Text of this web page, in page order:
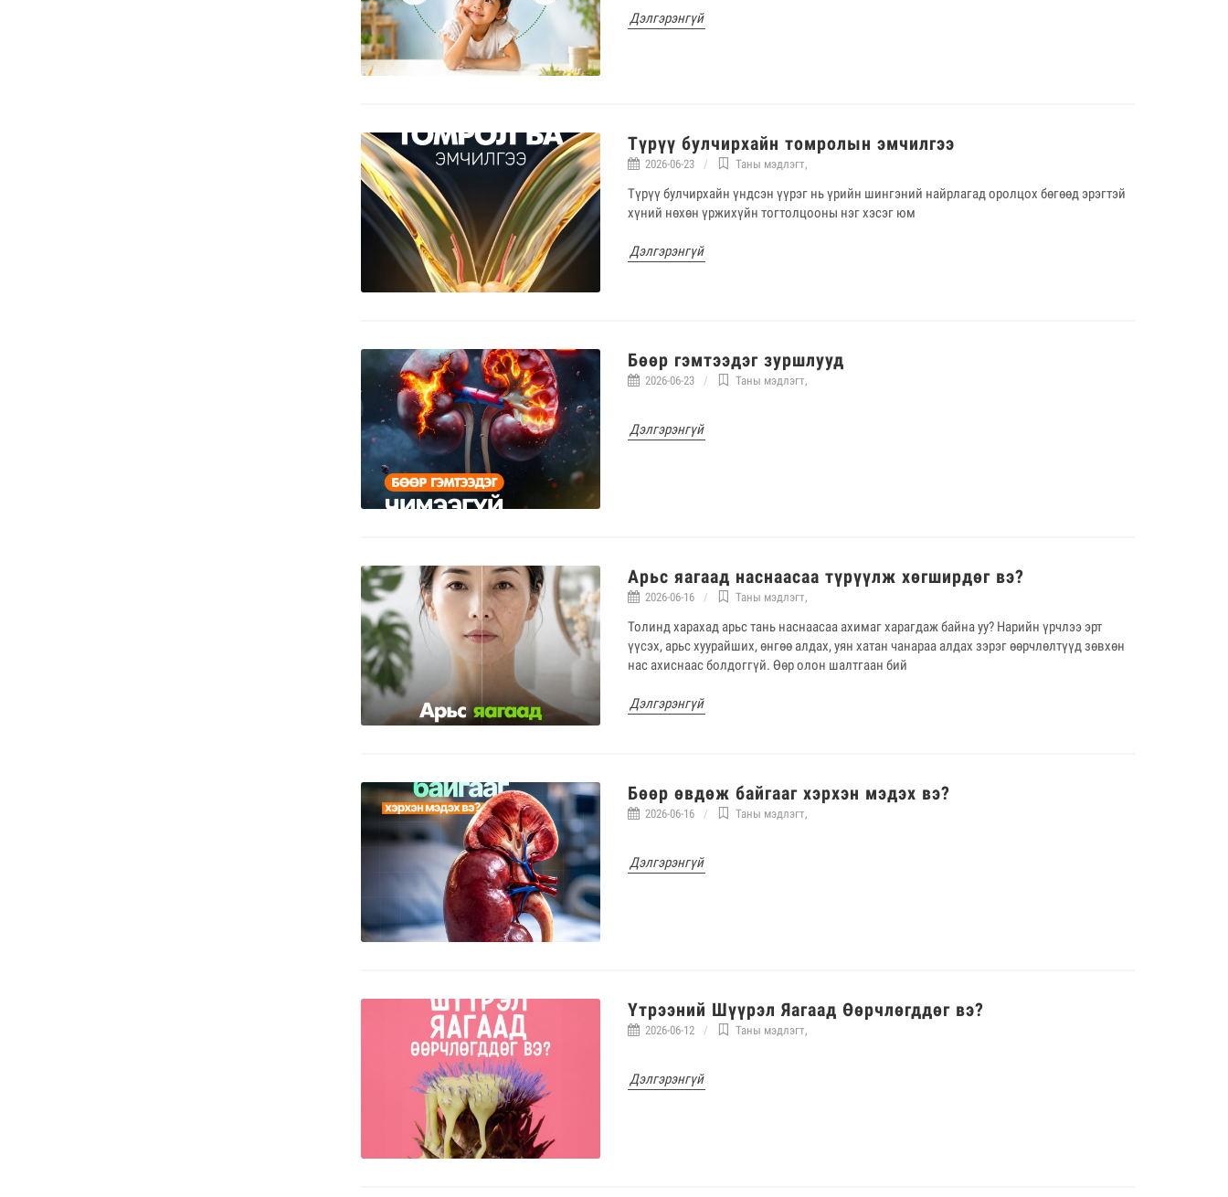
Дэлгэрэнгүй
Түрүү булчирхайн томролын эмчилгээ
2026-06-23 Таны мэдлэгт,
Түрүү булчирхайн үндсэн үүрэг нь үрийн шингэний найрлагад оролцох бөгөөд эрэгтэй
хүний нөхөн үржихүйн тогтолцооны нэг хэсэг юм
Дэлгэрэнгүй
Бөөр гэмтээдэг зуршлууд
2026-06-23 Таны мэдлэгт,
Дэлгэрэнгүй
Арьс яагаад наснаасаа түрүүлж хөгширдөг вэ?
2026-06-16 Таны мэдлэгт,
Толинд харахад арьс тань наснаасаа ахимаг харагдаж байна уу? Нарийн үрчлээ эрт
үүсэх, арьс хуурайших, өнгөө алдах, уян хатан чанараа алдах зэрэг өөрчлөлтүүд зөвхөн
нас ахиснаас болдоггүй. Өөр олон шалтгаан бий
Дэлгэрэнгүй
Бөөр өвдөж байгааг хэрхэн мэдэх вэ?
2026-06-16 Таны мэдлэгт,
Дэлгэрэнгүй
Үтрээний Шүүрэл Яагаад Өөрчлөгддөг вэ?
2026-06-12 Таны мэдлэгт,
Дэлгэрэнгүй